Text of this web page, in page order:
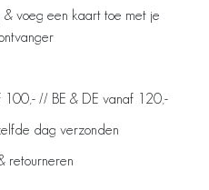
voeg een kaart toe met je
100,- // BE & DE vanaf 120,-
dag verzonden
retourneren